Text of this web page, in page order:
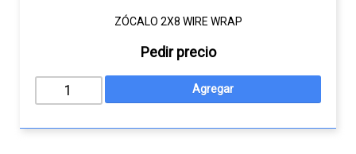
ZÓCALO 2X8 WIRE WRAP
Pedir precio